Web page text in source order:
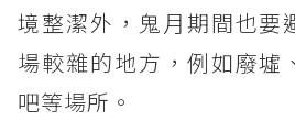
境整潔外，鬼月期間也要
場較雜的地方，例如廢墟
吧等場所。